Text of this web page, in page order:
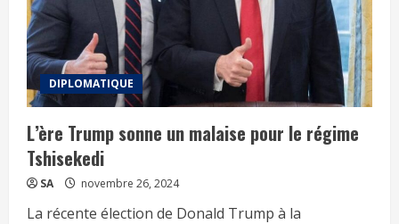
DIPLOMATIQUE
L’ère Trump sonne un malaise pour le régime
Tshisekedi
SA novembre 26, 2024
La récente élection de Donald Trump à la